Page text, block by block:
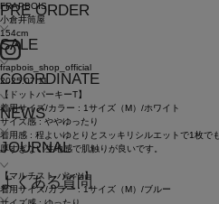
PRE ORDER
SALE
COORDINATE
NEWS
JOURNAL
よくある質問
FRAPBOIS
小倉井筒屋
154cm
frapbois_shop_official
2025.07.11
【ドットパーキーT】
着用サイズ/カラー : 1サイズ（M）/ホワイト
サイズ感 : ややゆったり
着用感 : 程よいゆとりとスッキリシルエットで1枚
厚すぎない生地感で肌触りが良いです。
【マルチスト パンツ】
着用サイズ/カラー : 1サイズ（M）/ブルー